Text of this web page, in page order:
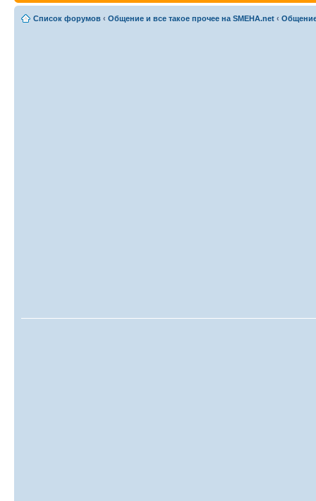
Список форумов ‹ Общение и все такое прочее на SMEHA.net ‹